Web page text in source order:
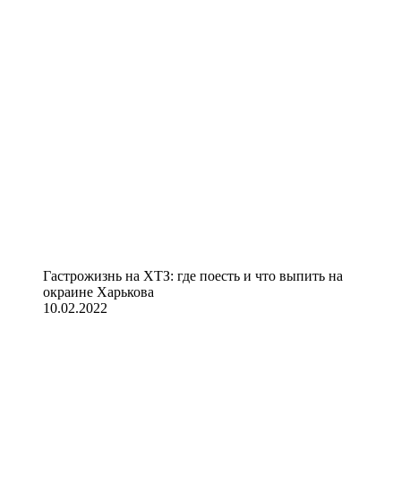
Гастрожизнь на ХТЗ: где поесть и что выпить на
окраине Харькова
10.02.2022